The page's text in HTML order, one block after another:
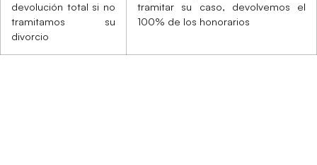
devolución total si no
tramitamos su
divorcio
tramitar su caso, devolvemos el
100% de los honorarios